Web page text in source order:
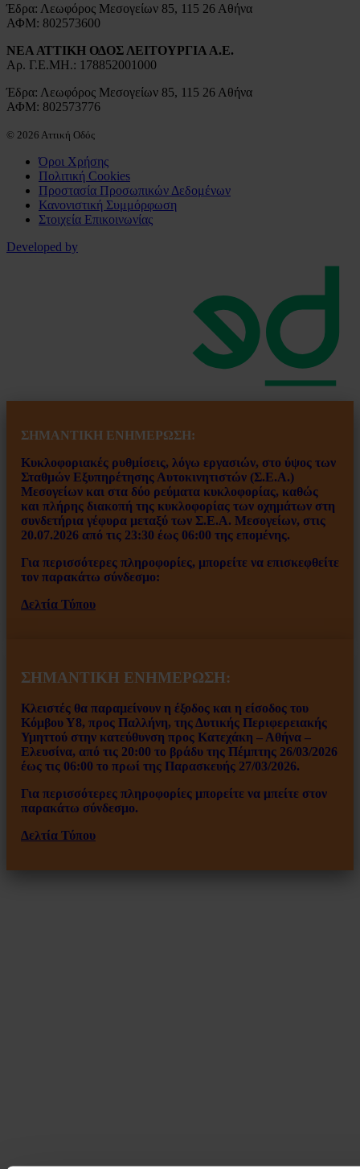
Έδρα: Λεωφόρος Μεσογείων 85, 115 26 Αθήνα
ΑΦΜ: 802573600
ΝΕΑ ΑΤΤΙΚΗ ΟΔΟΣ ΛΕΙΤΟΥΡΓΙΑ Α.Ε.
Αρ. Γ.Ε.ΜΗ.: 178852001000
Έδρα: Λεωφόρος Μεσογείων 85, 115 26 Αθήνα
ΑΦΜ: 802573776
© 2026 Αττική Οδός
Όροι Χρήσης
Πολιτική Cookies
Προστασία Προσωπικών Δεδομένων
Κανονιστική Συμμόρφωση
Στοιχεία Επικοινωνίας
Developed by
ΣΗΜΑΝΤΙΚΗ ΕΝΗΜΕΡΩΣΗ:
Κυκλοφοριακές ρυθμίσεις, λόγω εργασιών, στο ύψος των
Σταθμών Εξυπηρέτησης Αυτοκινητιστών (Σ.Ε.Α.)
Μεσογείων και στα δύο ρεύματα κυκλοφορίας, καθώς
και πλήρης διακοπή της κυκλοφορίας των οχημάτων στη
συνδετήρια γέφυρα μεταξύ των Σ.Ε.Α. Μεσογείων, στις
20.07.2026 από τις 23:30 έως 06:00 της επομένης.
Για περισσότερες πληροφορίες, μπορείτε να επισκεφθείτε
τον παρακάτω σύνδεσμο:
Δελτία Τύπου
ΣΗΜΑΝΤΙΚΗ ΕΝΗΜΕΡΩΣΗ:
Κλειστές θα παραμείνουν η έξοδος και η είσοδος του
Κόμβου Υ8, προς Παλλήνη, της Δυτικής Περιφερειακής
Υμηττού στην κατεύθυνση προς Κατεχάκη – Αθήνα –
Ελευσίνα, από τις 20:00 το βράδυ της Πέμπτης 26/03/2026
έως τις 06:00 το πρωί της Παρασκευής 27/03/2026.
Για περισσότερες πληροφορίες μπορείτε να μπείτε στον
παρακάτω σύνδεσμο.
Δελτία Τύπου